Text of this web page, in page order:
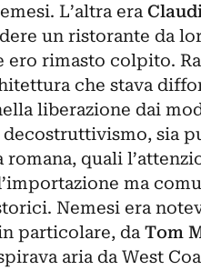
L’altra era
un ristorante da
ero rimasto colpito.
che stava
liberazione dai
decostruttivismo, sia
quali
ma
Nemesi era
particolare, daTom
aria da West